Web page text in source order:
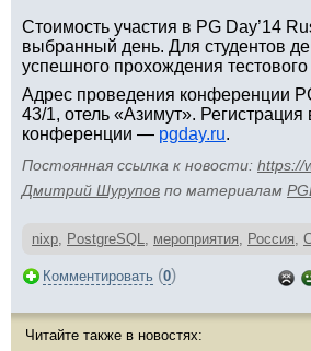
Стоимость участия в PG Day’14
выбранный день. Для студентов
успешного прохождения
Адрес проведения конференции
43/1, отель «Азимут».
конференции — pgday.ru.
Постоянная ссылка к новости: https://
Дмитрий Шурупов по материалам
nixp, PostgreSQL, мероприятия, Россия,
Комментировать (0)
Читайте также в новостях: